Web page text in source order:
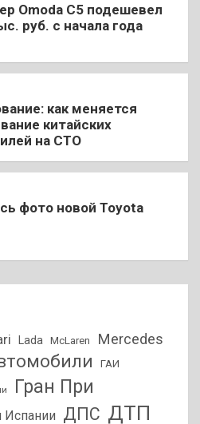
Omoda C5 подешевел
руб. с начала года
как меняется
китайских
на СТО
фото новой Toyota
Lada McLaren Mercedes
ГАИ
Гран При
Испании ДПС ДТП